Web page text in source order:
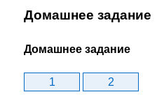
Домашнее задание
Домашнее задание
1 2